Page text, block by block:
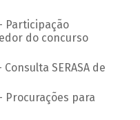
Participação
do concurso
Consulta SERASA de
Procurações para